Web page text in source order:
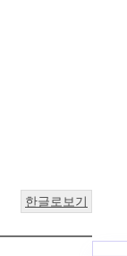
한글로보기